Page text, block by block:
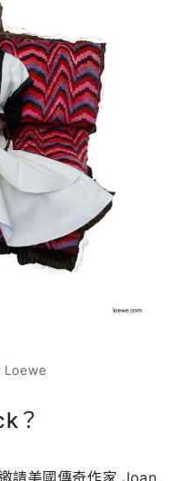
Loewe
？
請美國傳奇作家 Joan